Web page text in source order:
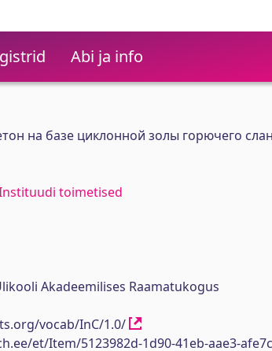
Abi ja info
на базе циклонной золы горючего
toimetised
Akadeemilises Raamatukogus
vocab/InC/1.0/
et/Item/5123982d-1d90-41eb-aae3-